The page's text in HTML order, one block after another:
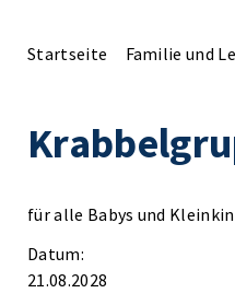
Startseite Familie und
für alle Babys und
Datum:
21.08.2028